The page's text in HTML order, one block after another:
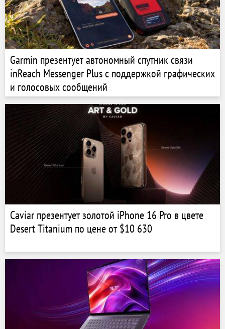
Garmin презентует автономный спутник связи
inReach Messenger Plus с поддержкой графических
и голосовых сообщений
Caviar презентует золотой iPhone 16 Pro в цвете
Desert Titanium по цене от $10 630